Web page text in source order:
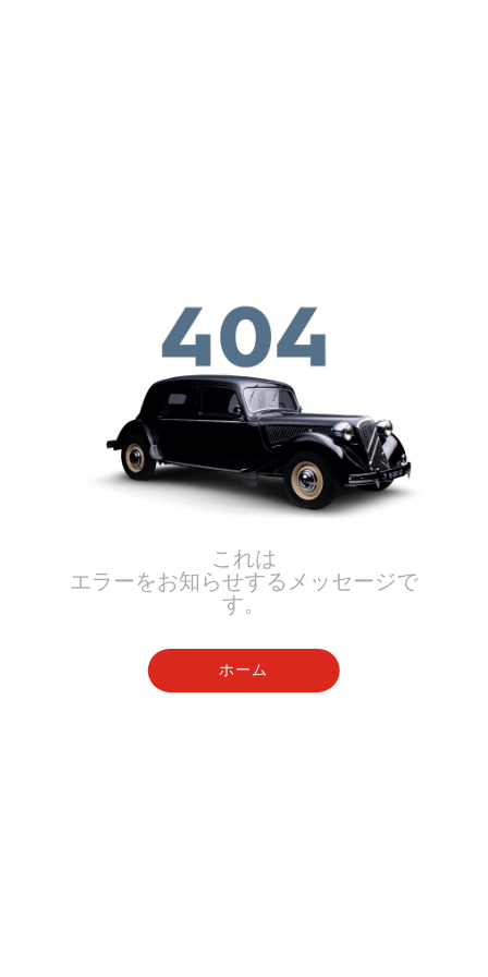
これは
エラーをお知らせするメッセージで
す。
ホーム